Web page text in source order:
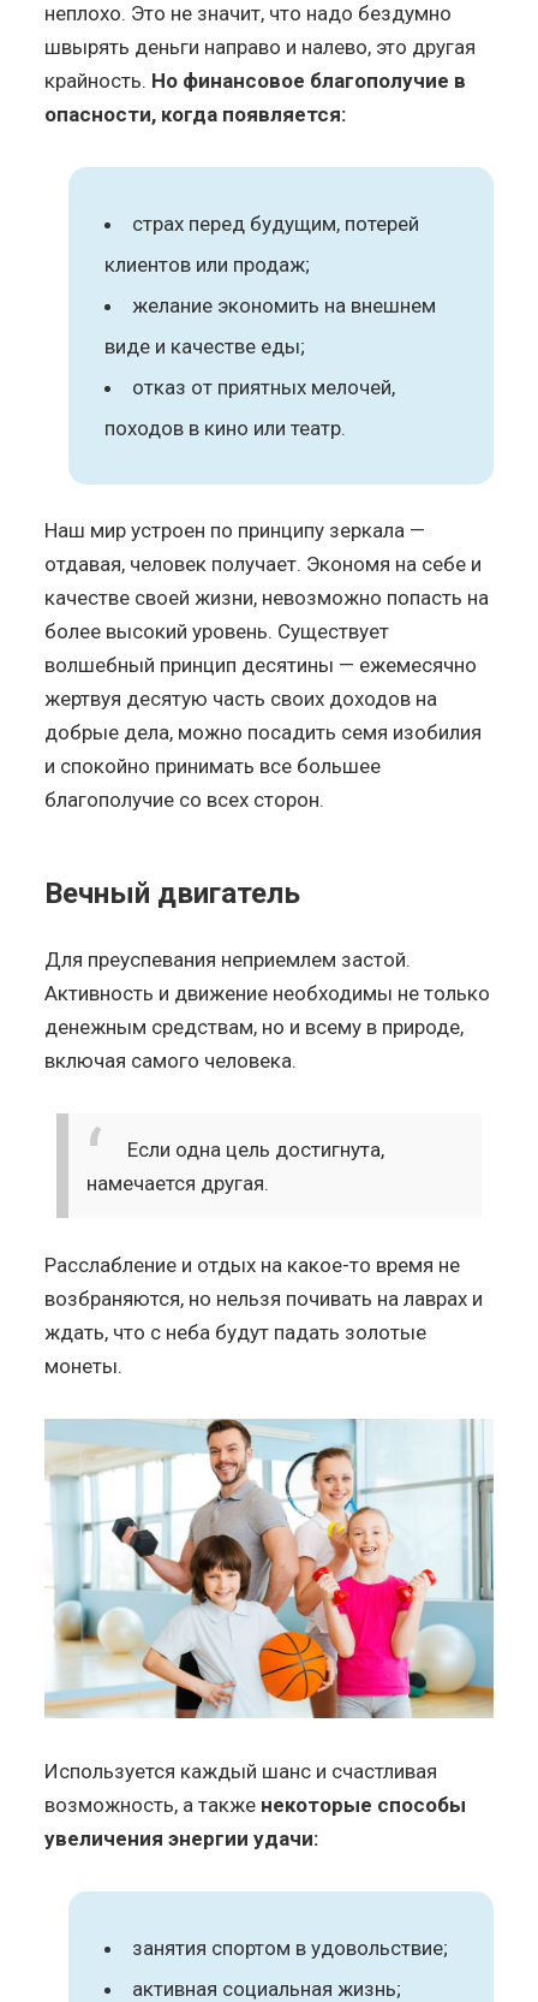
неплохо. Это не значит, что надо бездумно
швырять деньги направо и налево, это другая
крайность. Но финансовое благополучие в
опасности, когда появляется:
страх перед будущим, потерей
клиентов или продаж;
желание экономить на внешнем
виде и качестве еды;
отказ от приятных мелочей,
походов в кино или театр.
Наш мир устроен по принципу зеркала —
отдавая, человек получает. Экономя на себе и
качестве своей жизни, невозможно попасть на
более высокий уровень. Существует
волшебный принцип десятины — ежемесячно
жертвуя десятую часть своих доходов на
добрые дела, можно посадить семя изобилия
и спокойно принимать все большее
благополучие со всех сторон.
Вечный двигатель
Для преуспевания неприемлем застой.
Активность и движение необходимы не только
денежным средствам, но и всему в природе,
включая самого человека.
Если одна цель достигнута,
намечается другая.
Расслабление и отдых на какое-то время не
возбраняются, но нельзя почивать на лаврах и
ждать, что с неба будут падать золотые
монеты.
Используется каждый шанс и счастливая
возможность, а также некоторые способы
увеличения энергии удачи:
занятия спортом в удовольствие;
активная социальная жизнь;